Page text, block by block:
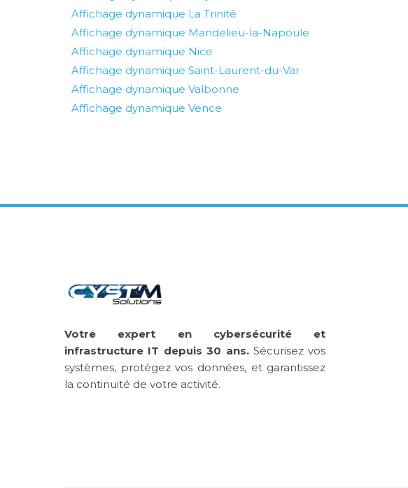
Affichage dynamique La Trinité
Affichage dynamique Mandelieu-la-Napoule
Affichage dynamique Nice
Affichage dynamique Saint-Laurent-du-Var
Affichage dynamique Valbonne
Affichage dynamique Vence
Votre expert en cybersécurité et
infrastructure IT depuis 30 ans.Sécurisez vos
systèmes, protégez vos données, et garantissez
la continuité de votre activité.